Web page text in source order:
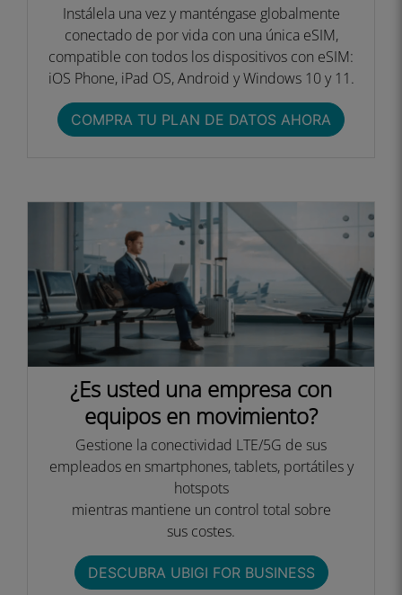
Instálela una vez y manténgase globalmente
conectado de por vida con una única eSIM,
compatible con todos los dispositivos con eSIM:
iOS Phone, iPad OS, Android y Windows 10 y 11.
COMPRA TU PLAN DE DATOS AHORA
¿Es usted una empresa con
equipos en movimiento?
Gestione la conectividad LTE/5G de sus
empleados en smartphones, tablets, portátiles y
hotspots
mientras mantiene un control total sobre
sus costes.​
DESCUBRA UBIGI FOR BUSINESS​